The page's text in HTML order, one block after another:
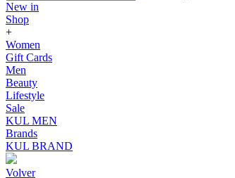
New in
Shop
+
Women
Gift Cards
Men
Beauty
Lifestyle
Sale
KUL MEN
Brands
KUL BRAND
Volver